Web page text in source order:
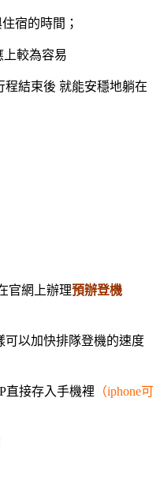
宿的時間；
上較為容易
程結束後 就能安穩地躺在
官網上辦理預辦登機
可以加快排隊登機的速度
直接存入手機裡 （iphone可